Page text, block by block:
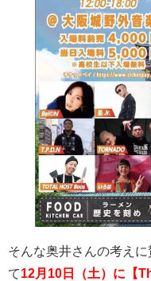
そんな奥井さんの考え
て12月10日（土）に【